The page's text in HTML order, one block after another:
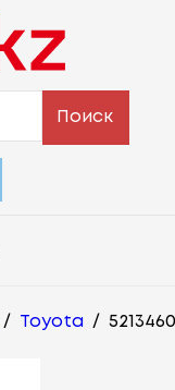
Поиск
/ Toyota /